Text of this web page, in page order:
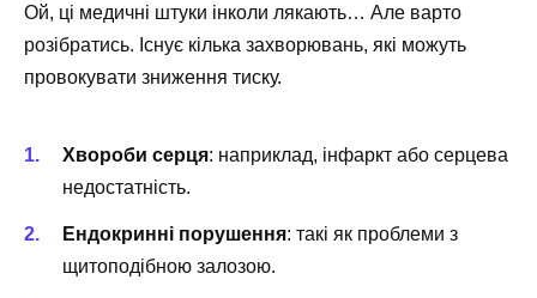
Ой, ці медичні штуки інколи лякають… Але варто
розібратись. Існує кілька захворювань, які можуть
провокувати зниження тиску.
Хвороби серця: наприклад, інфаркт або серцева
недостатність.
Ендокринні порушення: такі як проблеми з
щитоподібною залозою.